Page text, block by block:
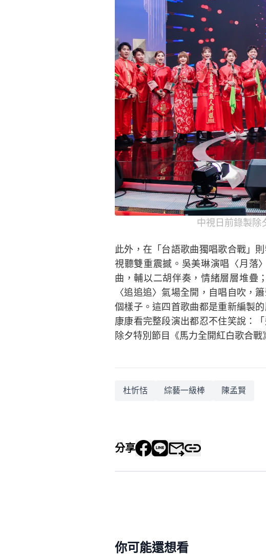
中視日前錄製除
此外，在「台語歌曲獨唱歌合戰」
視聽雙重震撼。吳美琳演唱〈月落
曲，輔以二胡伴奏，情緒層層堆疊
〈追追追〉氣場全開，自唱自吹，
個樣子。這四首歌曲都是重新編製
康康看完整段演出都忍不住笑說：
除夕特別節目《馬力全開紅白歌合
杜忻恬 綜藝一級棒 陳孟賢
分享
你可能還想看